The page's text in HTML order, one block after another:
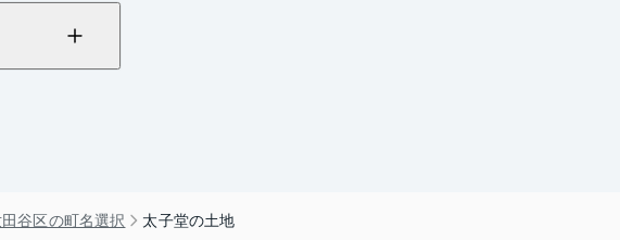
谷区の町名選択 太子堂の土地